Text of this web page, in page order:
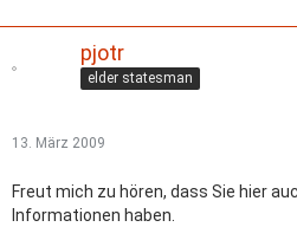
pjotr
elder statesman
13. März 2009
Freut mich zu hören, dass Sie hier
Informationen haben.